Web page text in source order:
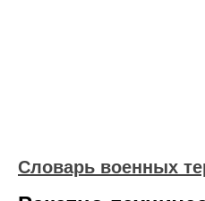
Словарь военных